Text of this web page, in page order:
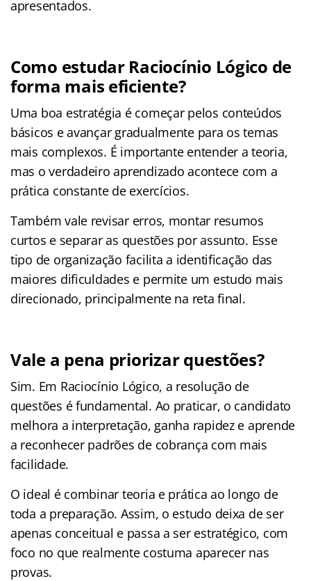
apresentados.
Como estudar Raciocínio Lógico de
forma mais eficiente?
Uma boa estratégia é começar pelos conteúdos
básicos e avançar gradualmente para os temas
mais complexos. É importante entender a teoria,
mas o verdadeiro aprendizado acontece com a
prática constante de exercícios.
Também vale revisar erros, montar resumos
curtos e separar as questões por assunto. Esse
tipo de organização facilita a identificação das
maiores dificuldades e permite um estudo mais
direcionado, principalmente na reta final.
Vale a pena priorizar questões?
Sim. Em Raciocínio Lógico, a resolução de
questões é fundamental. Ao praticar, o candidato
melhora a interpretação, ganha rapidez e aprende
a reconhecer padrões de cobrança com mais
facilidade.
O ideal é combinar teoria e prática ao longo de
toda a preparação. Assim, o estudo deixa de ser
apenas conceitual e passa a ser estratégico, com
foco no que realmente costuma aparecer nas
provas.